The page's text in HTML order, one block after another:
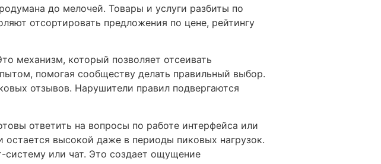
до мелочей. Товары и услуги разбиты по
отсортировать предложения по цене, рейтингу
механизм, который позволяет отсеивать
помогая сообществу делать правильный выбор.
отзывов. Нарушители правил подвергаются
ответить на вопросы по работе интерфейса или
высокой даже в периоды пиковых нагрузок.
систему или чат. Это создает ощущение